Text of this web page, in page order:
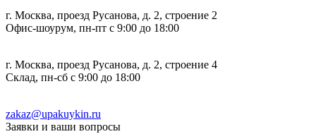
г. Москва, проезд Русанова, д. 2, строение 2
Офис-шоурум, пн-пт с 9:00 до 18:00
г. Москва, проезд Русанова, д. 2, строение 4
Склад, пн-сб с 9:00 до 18:00
zakaz@upakuykin.ru
Заявки и ваши вопросы